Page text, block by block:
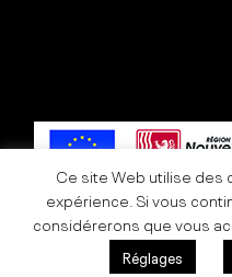
Ce site Web utilise des
expérience. Si vous
considérerons que vous
Réglages